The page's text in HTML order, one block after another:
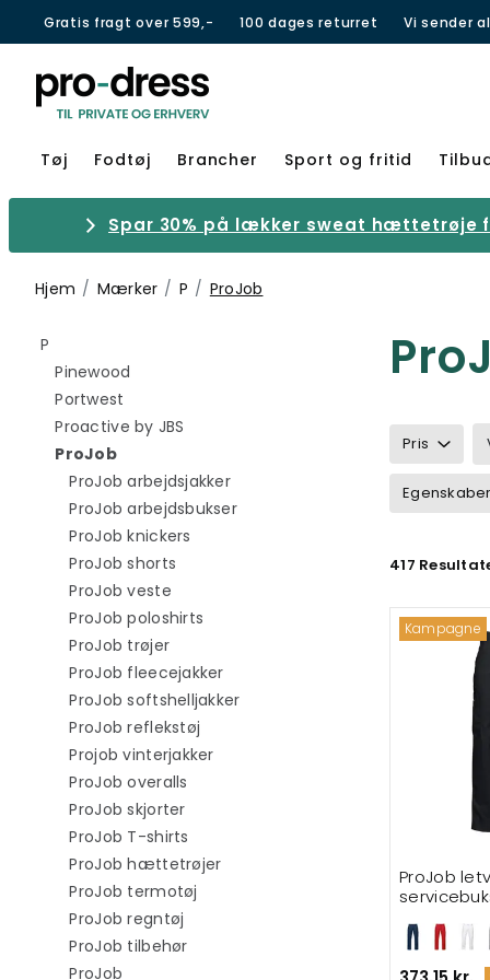
Gratis fragt over 599,- 100 dages returret Vi sender
Tøj Fodtøj Brancher Sport og fritid
Spar 30% på lækker sweat hættetrøje
Hjem Mærker P ProJob
P
Pinewood
Portwest
Proactive by JBS Filtrér efter category: Proactive by JBS
ProJobvalgte I øjeblikket sorteret efter category:
ProJob arbejdsjakkerFiltrér efter category: ProJob
ProJob arbejdsbukserFiltrér efter category: ProJob
ProJob knickers
ProJob shorts Filtrér efter category: ProJob shorts
ProJob vesteFiltrér efter category: ProJob veste
ProJob poloshirts Filtrér efter category: ProJob
ProJob trøjerFiltrér efter category: ProJob trøjer
ProJob fleecejakkerFiltrér efter category: ProJob
ProJob softshelljakkerFiltrér efter category: ProJob
ProJob reflekstøj Filtrér efter category: ProJob
Projob vinterjakkerFiltrér efter category: Projob
ProJob overalls Filtrér efter category: ProJob overalls
ProJob skjorterFiltrér efter category: ProJob skjorter
ProJob T-shirts Filtrér efter category: ProJob T-shirts
ProJob hættetrøjerFiltrér efter category: ProJob
ProJob termotøj Filtrér efter category: ProJob
ProJob regntøj Filtrér efter category: ProJob regntøj
ProJob tilbehørFiltrér efter category: ProJob tilbehør
ProJob
Pris
Egenskaber
417
Kampagne
ProJob